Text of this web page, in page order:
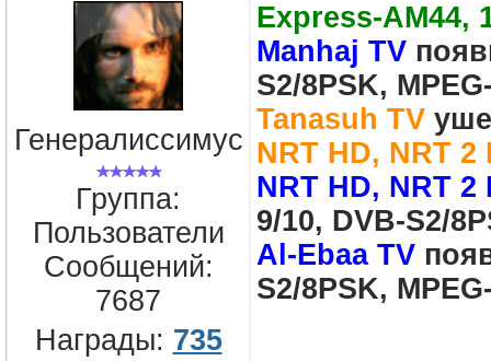
Генералиссимус
Группа:
Пользователи
Сообщений:
7687
Награды: 735
Express-AM44,
Manhaj TV
S2/8PSK,
Tanasuh TV
NRT HD, NRT 2
NRT HD, NRT 2
9/10, DVB-S2/
Al-Ebaa TV
S2/8PSK,